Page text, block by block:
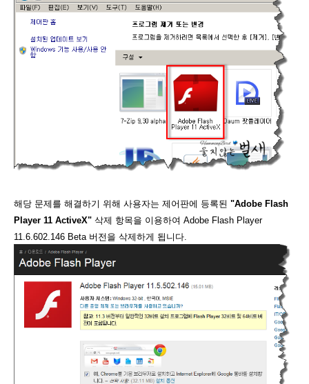
해당 문제를 해결하기 위해 사용자는 제어판에 등록된 "Adobe Flash
Player 11 ActiveX" 삭제 항목을 이용하여 Adobe Flash Player
11.6.602.146 Beta 버전을 삭제하게 됩니다.